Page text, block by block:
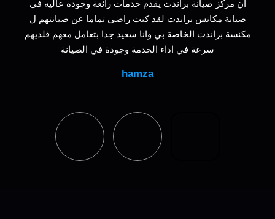
ان مركز صيانة براندت يقدم خدمات رائعة وجودة عاليه في
صيانة مكانس براندت لقد كنت راضي تماما عن صيانتهم ل
مكنسة براندت الخاصة بي وانا سعيد جدا بتعامل معهم فلديهم
سرعة في اداء الخدمة وجودة في الصيانة
hamza